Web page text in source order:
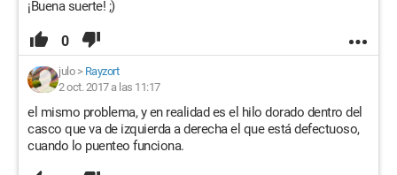
¡Buena suerte! ;)
0
julo> Rayzort
2 oct. 2017 a las 11:17
el mismo problema, y en realidad es el hilo dorado dentro del
casco que va de izquierda a derecha el que está defectuoso,
cuando lo puenteo funciona.